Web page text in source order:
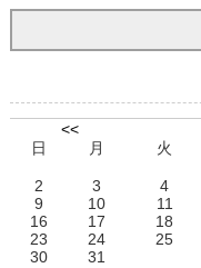
<<
日
月 火
2
3 4
9
10 11
16
17 18
23
24 25
30
31